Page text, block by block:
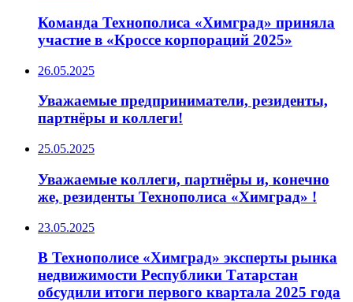
Команда Технополиса «Химград» приняла
участие в «Кроссе корпораций 2025»
26.05.2025
Уважаемые предприниматели, резиденты,
партнёры и коллеги!
25.05.2025
Уважаемые коллеги, партнёры и, конечно
же, резиденты Технополиса «Химград» !
23.05.2025
В Технополисе «Химград» эксперты рынка
недвижимости Республики Татарстан
обсудили итоги первого квартала 2025 года